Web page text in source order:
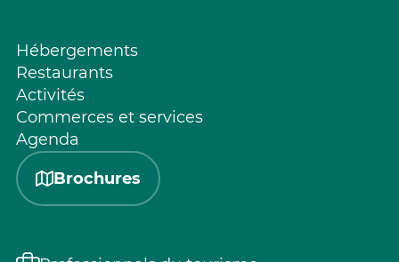
Hébergements
Restaurants
Activités
Commerces et services
Agenda
Brochures